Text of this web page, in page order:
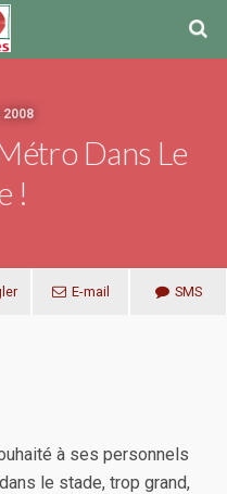
2008
Dans Le
!
E-mail SMS
à ses personnels
le stade, trop grand,